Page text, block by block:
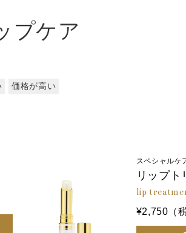
プケア
価格が高い
スペシャルケ
リップト
lip
¥2,750（